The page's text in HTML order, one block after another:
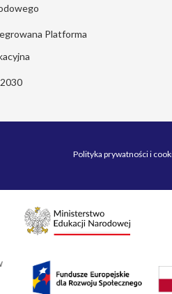
Platforma
Polityka prywatności i